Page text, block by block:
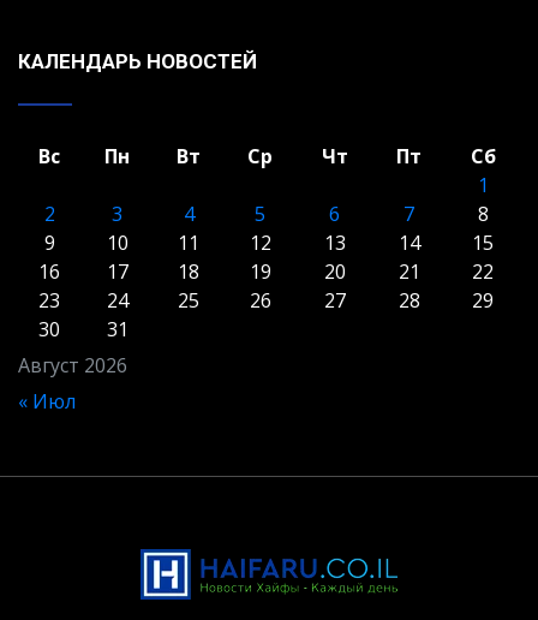
КАЛЕНДАРЬ НОВОСТЕЙ
Август 2026
Вс Пн Вт Ср Чт Пт
Сб
1
2
3 4 5 6 7
8
9
10 11 12 13 14
15
16
17 18 19 20 21
22
23
24 25 26 27 28
29
30
31
« Июл